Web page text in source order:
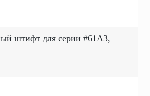
штифт для серии #61A3,